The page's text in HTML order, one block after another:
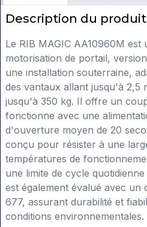
Description du produit
Le RIB MAGIC AA10960M est
motorisation de portail,
une installation souterraine,
des vantaux allant jusqu'à 2,5
jusqu'à 350 kg. Il offre un
fonctionne avec une
d'ouverture moyen de 20
conçu pour résister à une
températures de
une limite de cycle
est également évalué avec un
677, assurant durabilité et
conditions environnementales.